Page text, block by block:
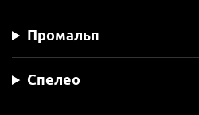
Промальп
Спелео